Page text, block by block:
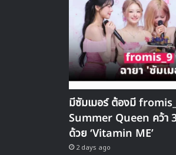
มีซัมเมอร์ ต้องมี
Summer Queen คว้า
ด้วย ‘Vitamin ME’
2 days ago